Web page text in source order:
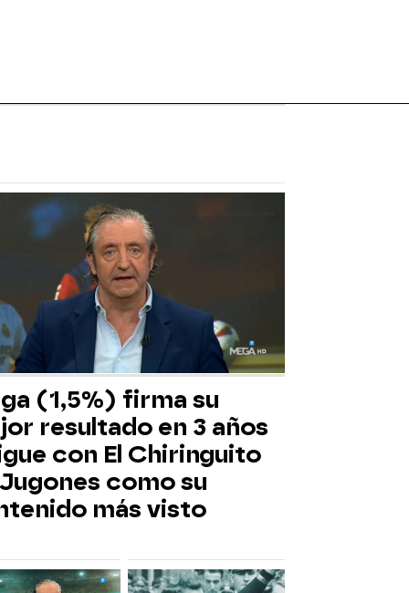
(1,5%) firma su
resultado en 3 años
con El Chiringuito
como su
más visto